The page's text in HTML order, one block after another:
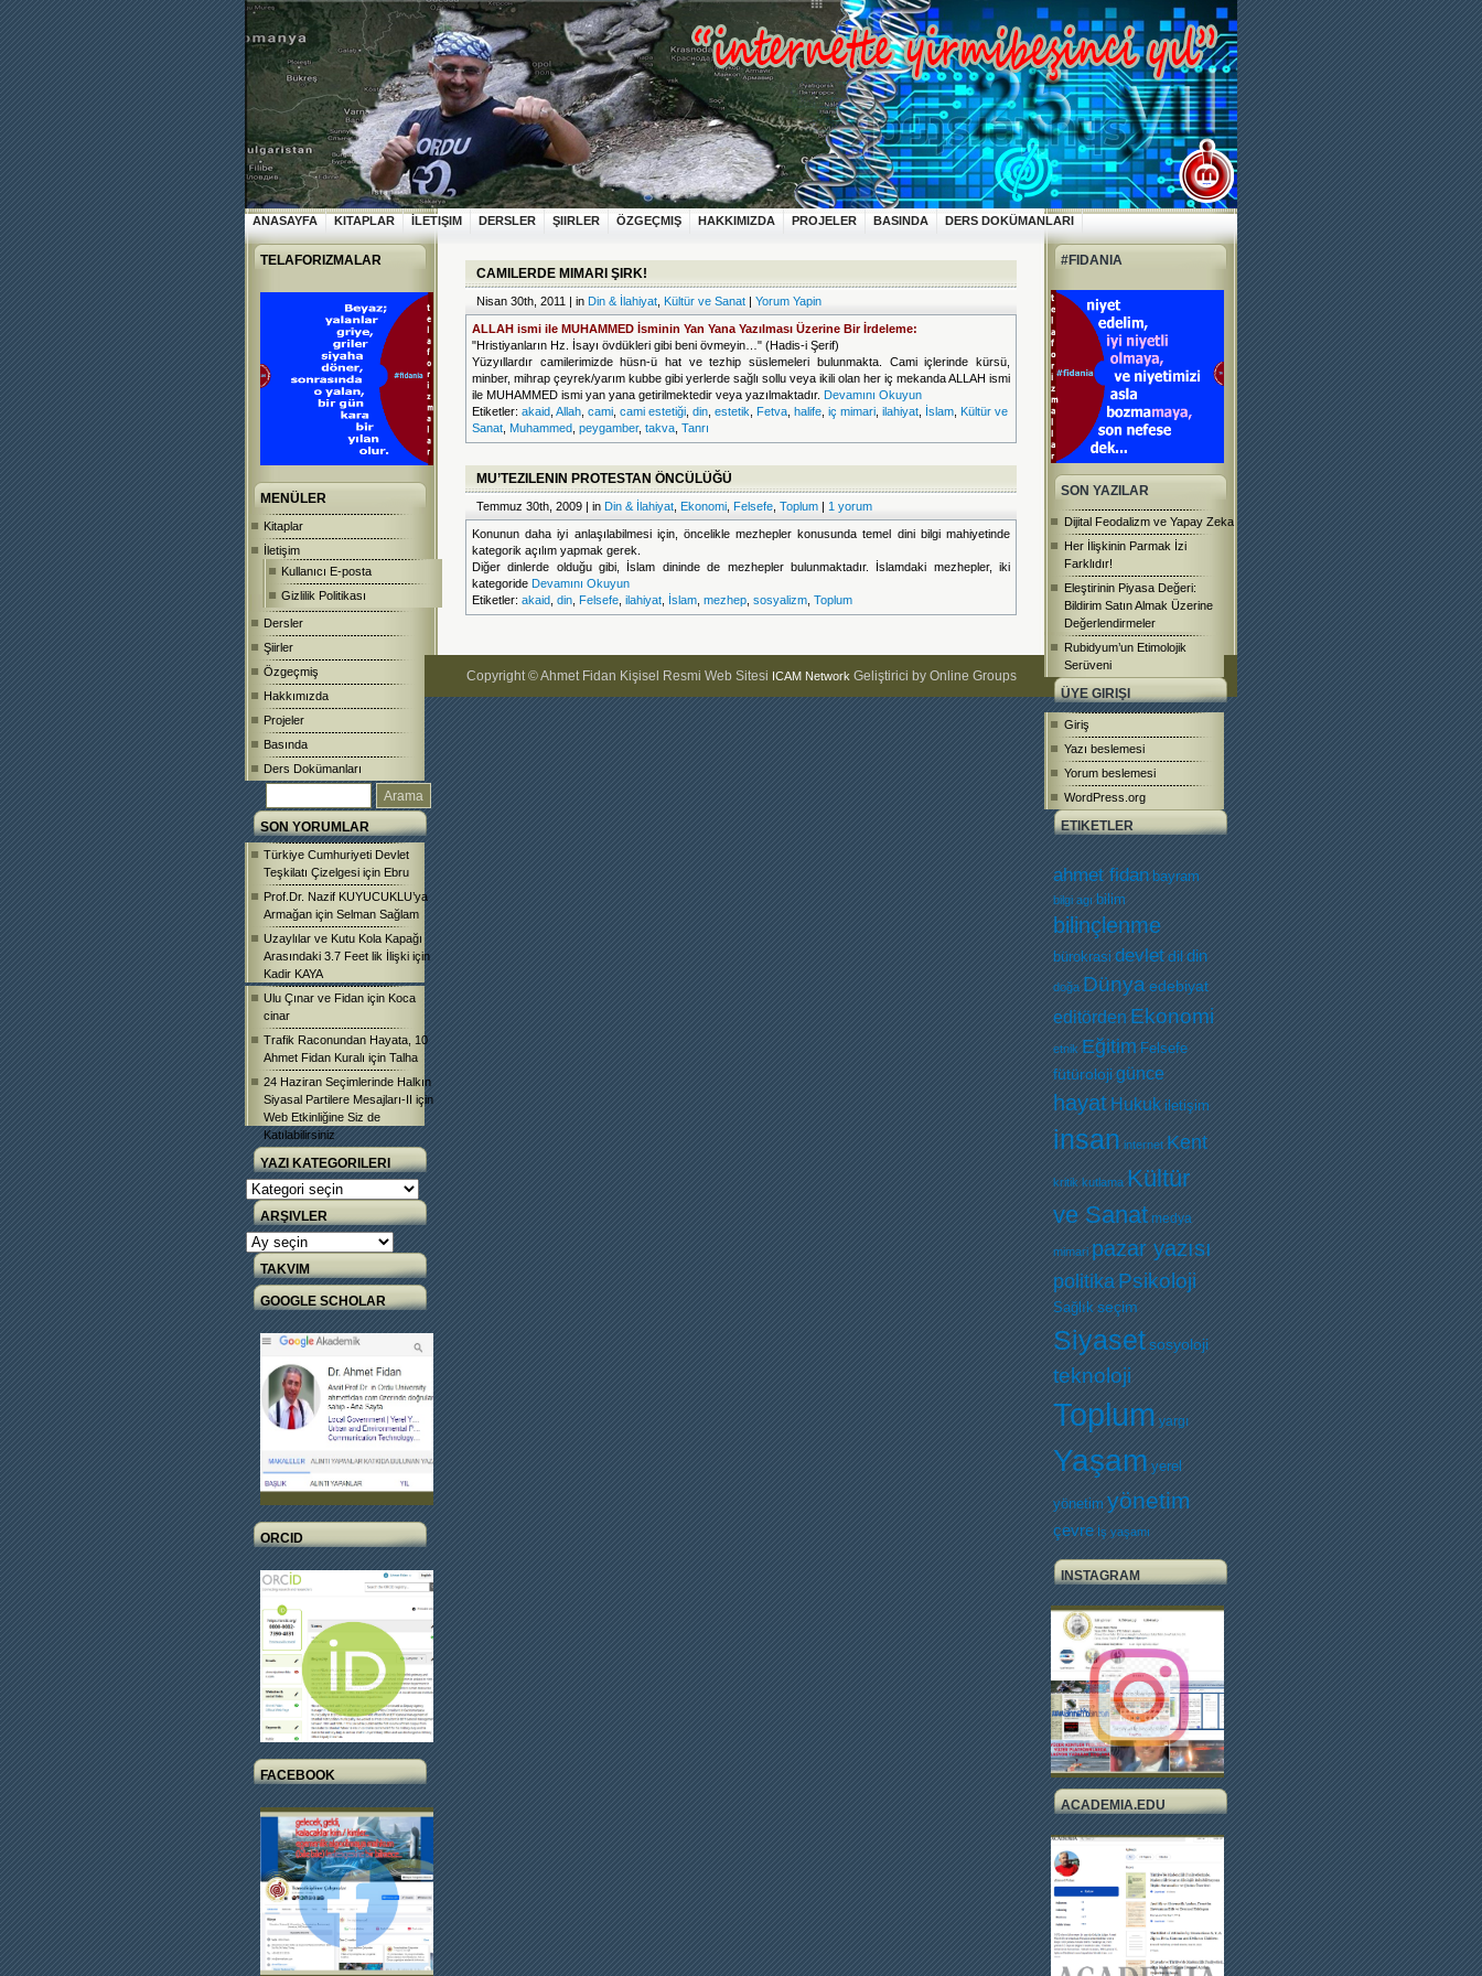
ANASAYFA KITAPLAR İLETIŞIM DERSLER ŞIIRLER ÖZGEÇMIŞ HAKKIMIZDA PROJELER BASINDA DERS DOKÜMANLARI
TELAFORIZMALAR
MENÜLER
Kitaplar
İletişim
Kullanıcı E-posta
Gizlilik Politikası
Dersler
Şiirler
Özgeçmiş
Hakkımızda
Projeler
Basında
Ders Dokümanları
SON YORUMLAR
Türkiye Cumhuriyeti Devlet
Teşkilatı Çizelgesi için Ebru
Prof.Dr. Nazif KUYUCUKLU’ya
Armağan için Selman Sağlam
Uzaylılar ve Kutu Kola Kapağı
Arasındaki 3.7 Feet lik İlişki için
Kadir KAYA
Ulu Çınar ve Fidan için Koca
cinar
Trafik Raconundan Hayata, 10
Ahmet Fidan Kuralı için Talha
24 Haziran Seçimlerinde Halkın
Siyasal Partilere Mesajları-II için
Web Etkinliğine Siz de
Katılabilirsiniz
YAZI KATEGORILERI
Yazı
Kategorileri
ARŞIVLER
Arşivler
TAKVIM
GOOGLE SCHOLAR
ORCID
FACEBOOK
#FIDANIA
SON YAZILAR
Dijital Feodalizm ve Yapay Zeka
Her İlişkinin Parmak İzi
Farklıdır!
Eleştirinin Piyasa Değeri:
Bildirim Satın Almak Üzerine
Değerlendirmeler
Rubidyum’un Etimolojik
Serüveni
ÜYE GIRIŞI
Giriş
Yazı beslemesi
Yorum beslemesi
WordPress.org
ETIKETLER
ahmet fidan bayram
bilgi agı bilim
bilinçlenme
bürokrasi devletdildin
doğa Dünya edebiyat
editörden Ekonomi
etnik Eğitim Felsefe
fütürolojigünce
hayatHukuk iletişim
insan internet Kent
kritik kutlama Kültür
ve Sanat medya
mimari pazar yazısı
politikaPsikoloji
Sağlık seçim
Siyasetsosyoloji
teknoloji
Toplum yargı
Yaşam yerel
yönetim yönetim
çevre İş yaşamı
INSTAGRAM
ACADEMIA.EDU
CAMILERDE MIMARI ŞIRK!
Nisan 30th, 2011 | in Din & İlahiyat Kültür ve Sanat | Yorum Yapin
ALLAH ismi ile MUHAMMED İsminin Yan Yana Yazılması Üzerine Bir İrdeleme:
"Hristiyanların Hz. İsayı övdükleri gibi beni övmeyin…" (Hadis-i Şerif)
Yüzyıllardır camilerimizde hüsn-ü hat ve tezhip süslemeleri bulunmakta. Cami içlerinde kürsü,
minber, mihrap çeyrek/yarım kubbe gibi yerlerde sağlı sollu veya ikili olan her iç mekanda ALLAH ismi
ile MUHAMMED ismi yan yana getirilmektedir veya yazılmaktadır. Devamını Okuyun
Etiketler: akaid Allah cami cami estetiği din estetik Fetva halife iç mimari ilahiyat İslam Kültür ve
Sanat Muhammed peygamber, takva Tanrı
MU’TEZILENIN PROTESTAN ÖNCÜLÜĞÜ
Temmuz 30th, 2009 | in Din & İlahiyat Ekonomi Felsefe Toplum | 1 yorum
Konunun daha iyi anlaşılabilmesi için, öncelikle mezhepler konusunda temel dini bilgi mahiyetinde
kategorik açılım yapmak gerek.
Diğer dinlerde olduğu gibi, İslam dininde de mezhepler bulunmaktadır. İslamdaki mezhepler, iki
kategoride Devamını Okuyun
Etiketler: akaid din Felsefe ilahiyat İslam mezhep sosyalizm Toplum
Copyright © Ahmet Fidan Kişisel Resmi Web Sitesi ICAM NetworkGeliştirici by Online Groups